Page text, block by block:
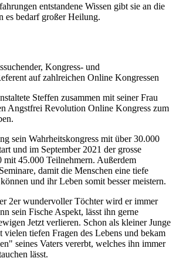
entstandene Wissen gibt sie an die
es bedarf großer Heilung.
Kongress- und
auf zahlreichen Online Kongressen
Steffen zusammen mit seiner Frau
Angstfrei Revolution Online Kongress zum
sein Wahrheitskongress mit über 30.000
und im September 2021 der grosse
mit 45.000 Teilnehmern. Außerdem
damit die Menschen eine tiefe
und ihr Leben somit besser meistern.
2er wundervoller Töchter wird er immer
sein Fische Aspekt, lässt ihn gerne
Jetzt verlieren. Schon als kleiner Junge
vielen tiefen Fragen des Lebens und bekam
seines Vaters vererbt, welches ihn immer
lässt.